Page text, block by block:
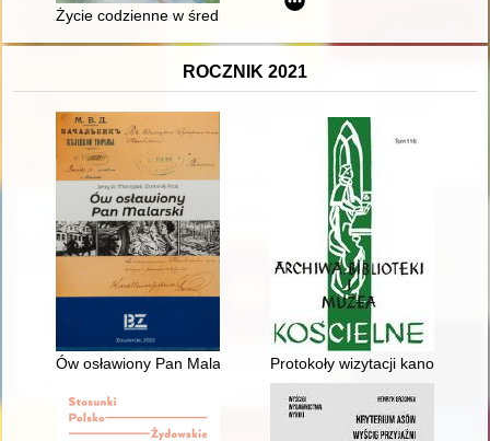
Życie codzienne w średniowiecznym Santoku : od drugiej
ROCZNIK 2021
Ów osławiony Pan Malarski Protokoły wizytacji